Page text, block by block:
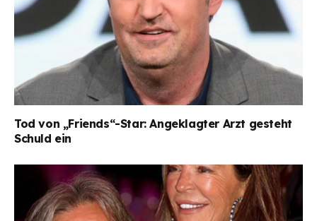
Tod von „Friends“-Star: Angeklagter Arzt gesteht
Schuld ein